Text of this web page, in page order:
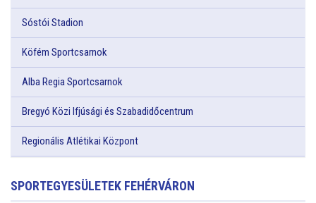
Sóstói Stadion
Köfém Sportcsarnok
Alba Regia Sportcsarnok
Bregyó Közi Ifjúsági és Szabadidőcentrum
Regionális Atlétikai Központ
SPORTEGYESÜLETEK FEHÉRVÁRON